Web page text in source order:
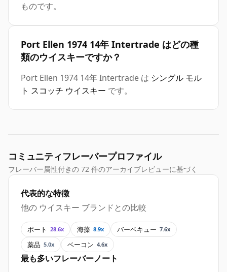
ものです。
Port Ellen 1974 14年 Intertrade はどの種
類のウイスキーですか？
Port Ellen 1974 14年 Intertrade は シングル モル
ト スコッチ ウイスキー です。
コミュニティフレーバープロファイル
フレーバー属性付きの 72 件のアーカイブレビューに基づく
代表的な特徴
他の ウイスキー ブランドとの比較
ポート 28.6x 海藻 8.9x バーベキュー 7.6x
薬品 5.0x ベーコン 4.6x
最も多いフレーバーノート